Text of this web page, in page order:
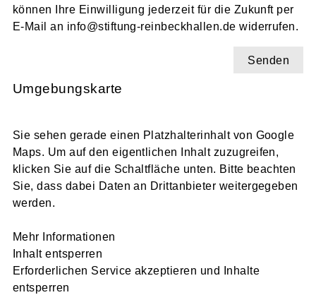
können Ihre Einwilligung jederzeit für die Zukunft per
E-Mail an info@stiftung-reinbeckhallen.de widerrufen.
Umgebungskarte
Sie sehen gerade einen Platzhalterinhalt von Google
Maps. Um auf den eigentlichen Inhalt zuzugreifen,
klicken Sie auf die Schaltfläche unten. Bitte beachten
Sie, dass dabei Daten an Drittanbieter weitergegeben
werden.
Mehr Informationen
Inhalt entsperren
Erforderlichen Service akzeptieren und Inhalte
entsperren